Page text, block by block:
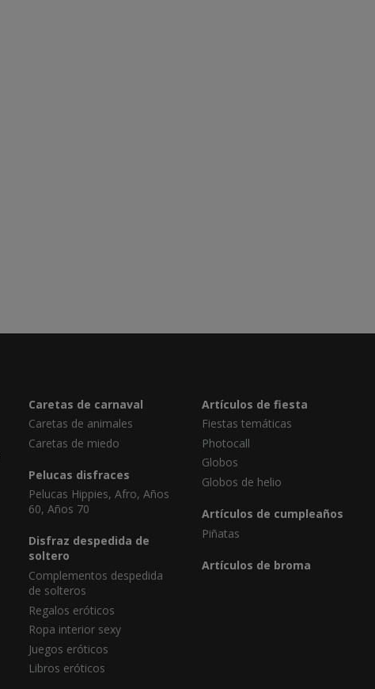
Caretas de carnaval
Caretas de animales
Caretas de miedo
Pelucas disfraces
Pelucas Hippies, Afro, Años
60, Años 70
Disfraz despedida de
soltero
Complementos despedida
de solteros
Regalos eróticos
Ropa interior sexy
Juegos eróticos
Libros eróticos
Artículos de fiesta
Fiestas temáticas
Photocall
Globos
Globos de helio
Artículos de cumpleaños
Piñatas
Artículos de broma